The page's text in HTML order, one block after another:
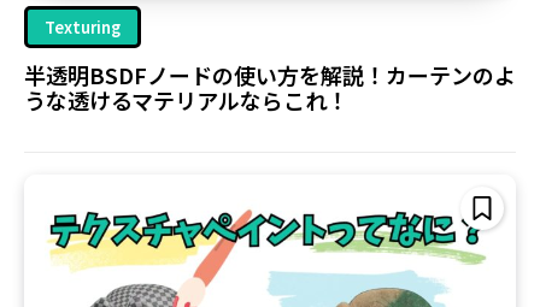
Texturing
半透明BSDFノードの使い方を解説！カーテンのよ
うな透けるマテリアルならこれ！